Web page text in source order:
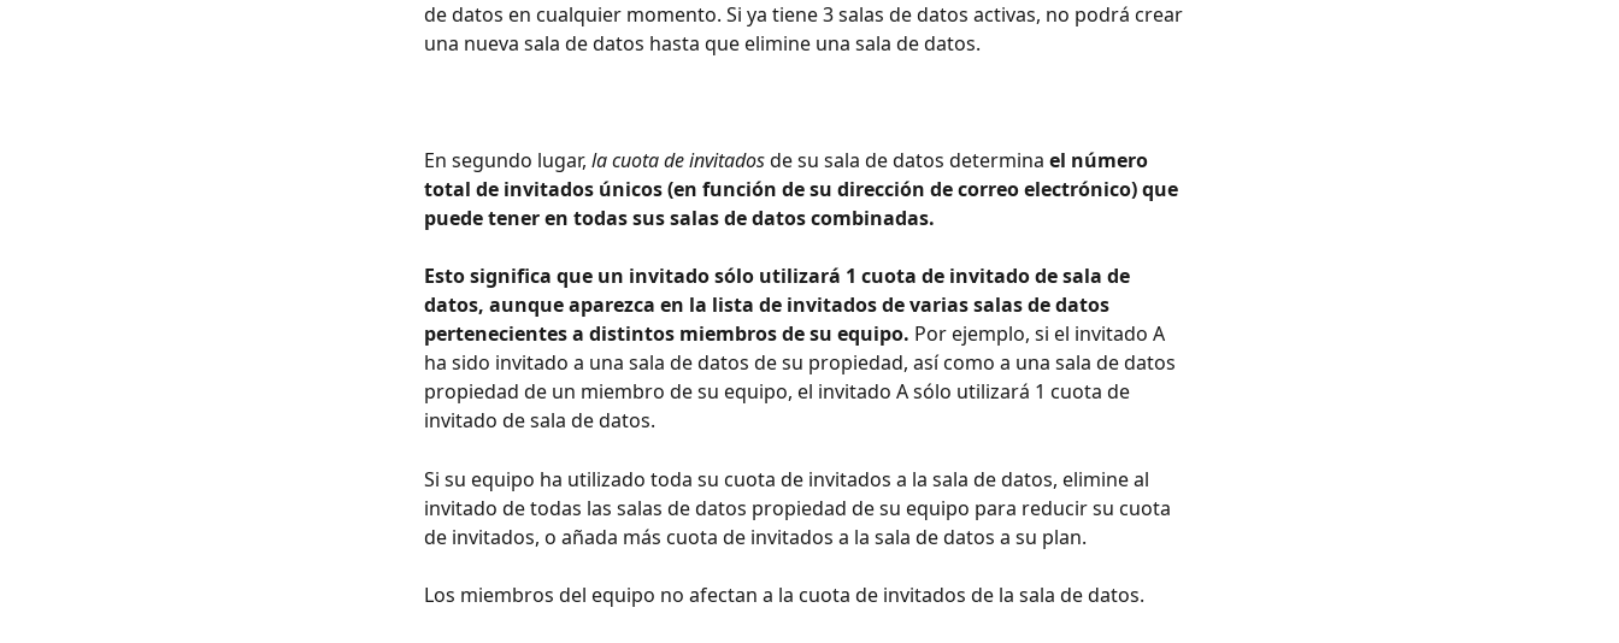
de datos en cualquier momento. Si ya tiene 3 salas de datos activas, no podrá crear
una nueva sala de datos hasta que elimine una sala de datos.
En segundo lugar, la cuota de invitados de su sala de datos determina el número
total de invitados únicos (en función de su dirección de correo electrónico) que
puede tener en todas sus salas de datos combinadas.
Esto significa que un invitado sólo utilizará 1 cuota de invitado de sala de
datos, aunque aparezca en la lista de invitados de varias salas de datos
pertenecientes a distintos miembros de su equipo. Por ejemplo, si el invitado A
ha sido invitado a una sala de datos de su propiedad, así como a una sala de datos
propiedad de un miembro de su equipo, el invitado A sólo utilizará 1 cuota de
invitado de sala de datos.
Si su equipo ha utilizado toda su cuota de invitados a la sala de datos, elimine al
invitado de todas las salas de datos propiedad de su equipo para reducir su cuota
de invitados, o añada más cuota de invitados a la sala de datos a su plan.
Los miembros del equipo no afectan a la cuota de invitados de la sala de datos.